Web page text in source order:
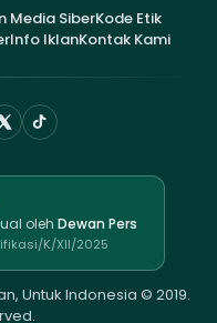
Media SiberKode Etik
Info IklanKontak Kami
oleh Dewan Pers
K/XII/2025
Untuk Indonesia © 2019.